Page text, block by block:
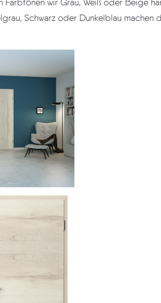
Grau, Weiß oder Beige harmonieren. Eyecatcher
die Optik besonders